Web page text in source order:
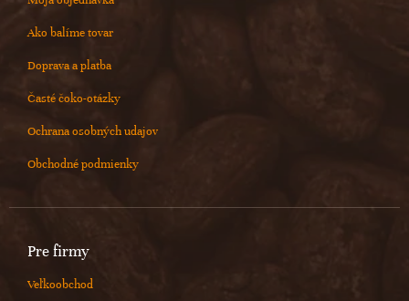
Ako balíme tovar
Doprava a platba
Časté čoko-otázky
Ochrana osobných udajov
Obchodné podmienky
Pre firmy
Veľkoobchod